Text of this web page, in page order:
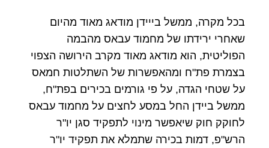
בכל מקרה, ממשל בייידן מודאג מאוד מהיום
שאחרי ירידתו של מחמוד עבאס מהבמה
הפוליטית, הוא מודאג מאוד מקרב הירושה הצפוי
בצמרת פת"ח ומהאפשרות של השתלטות חמאס
על שטחי הגדה, על פי גורמים בכירים בפת"ח,
ממשל ביידן החל במסע לחצים על מחמוד עבאס
לחוקק חוק שיאפשר מינוי לתפקיד סגן יו"ר
הרש"פ, דמות בכירה שתמלא את תפקיד יו"ר